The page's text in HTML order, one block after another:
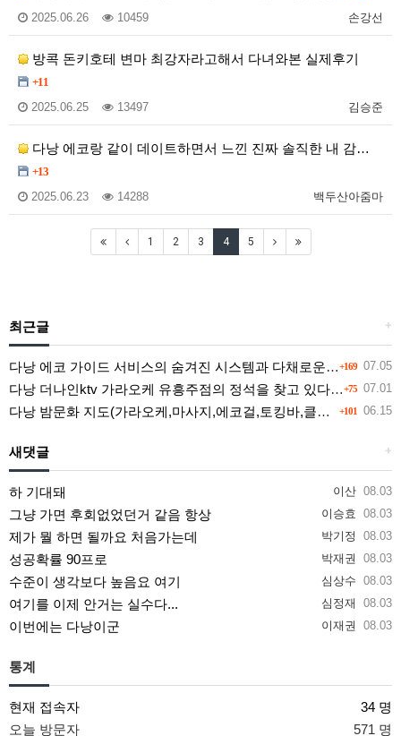
손강선
2025.06.26 10459
방콕 돈키호테 변마 최강자라고해서 다녀와본 실제후기
+11
김승준
2025.06.25 13497
다낭 에코랑 같이 데이트하면서 느낀 진짜 솔직한 내 감…
+13
백두산아줌마
2025.06.23 14288
1 2 3 4 5
+
최근글
+169 07.05
다낭 에코 가이드 서비스의 숨겨진 시스템과 다채로운 인력 풀의 진실
+75 07.01
다낭 더나인ktv 가라오케 유흥주점의 정석을 찾고 있다면 여기
+101 06.15
다낭 밤문화 지도(가라오케,마사지,에코걸,토킹바,클럽) 유흥별 가격 및 후기공유
+
새댓글
이산 08.03
하 기대돼
이승효 08.03
그냥 가면 후회없었던거 같음 항상
박기정 08.03
제가 뭘 하면 될까요 처음가는데
박재권 08.03
성공확률 90프로
심상수 08.03
수준이 생각보다 높음요 여기
심정재 08.03
여기를 이제 안거는 실수다...
이재권 08.03
이번에는 다낭이군
통계
현재 접속자
34 명
오늘 방문자
571 명